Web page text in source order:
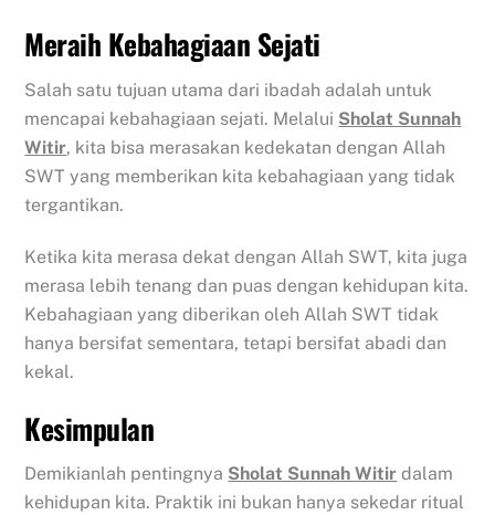
Meraih Kebahagiaan Sejati
Salah satu tujuan utama dari ibadah adalah untuk
mencapai kebahagiaan sejati. Melalui Sholat Sunnah
Witir, kita bisa merasakan kedekatan dengan Allah
SWT yang memberikan kita kebahagiaan yang tidak
tergantikan.
Ketika kita merasa dekat dengan Allah SWT, kita juga
merasa lebih tenang dan puas dengan kehidupan kita.
Kebahagiaan yang diberikan oleh Allah SWT tidak
hanya bersifat sementara, tetapi bersifat abadi dan
kekal.
Kesimpulan
Demikianlah pentingnya Sholat Sunnah Witir dalam
kehidupan kita. Praktik ini bukan hanya sekedar ritual